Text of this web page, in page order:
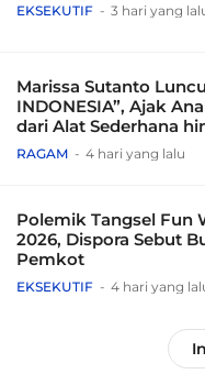
EKSEKUTIF 3 hari yang
Marissa Sutanto
INDONESIA”, Ajak
dari Alat Sederhana
Tradisional
RAGAM 4 hari yang lalu
Polemik Tangsel Fun
2026, Dispora Sebut
Pemkot
EKSEKUTIF 4 hari yang